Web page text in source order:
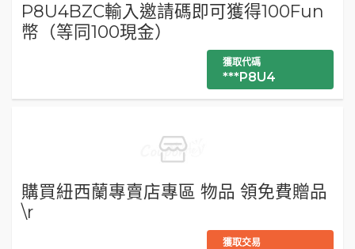
P8U4BZC輸入邀請碼即可獲得100Fun
幣（等同100現金）
獲取代碼
***P8U4
購買紐西蘭專賣店專區 物品 領免費贈品
\r
獲取交易